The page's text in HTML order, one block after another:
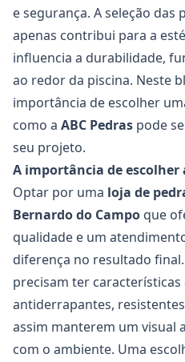
e segurança. A seleção das
apenas contribui para a
influencia a durabilidade,
ao redor da piscina. Neste
importância de escolher
como a ABC Pedras pode
seu projeto.
A importância de escolher
Optar por uma loja de
Bernardo do Campo que
qualidade e um
diferença no resultado
precisam ter
antiderrapantes,
assim manterem um visual
com o ambiente. Uma